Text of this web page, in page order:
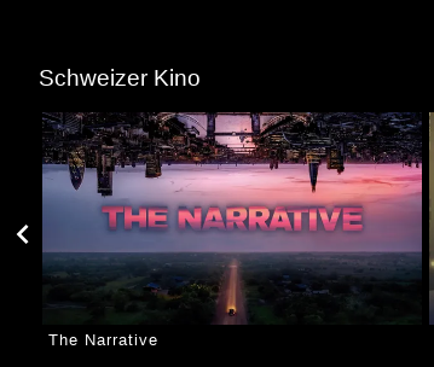
Schweizer Kino
The Narrative